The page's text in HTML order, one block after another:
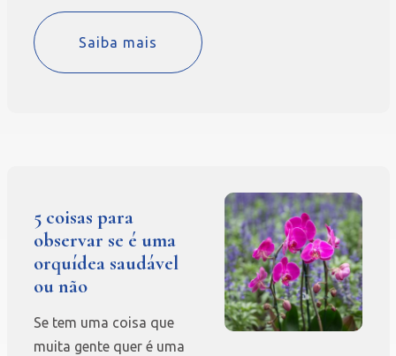
Saiba mais
5 coisas para
observar se é uma
orquídea saudável
ou não
Se tem uma coisa que
muita gente quer é uma